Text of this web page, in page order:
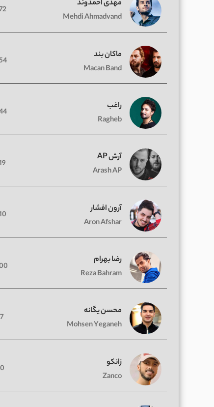
مهدی احمدوند
Mehdi Ahmadvand
172
ماکان بند
Macan Band
154
راغب
Ragheb
144
آرش AP
Arash AP
آرون افشار
Aron Afshar
110
رضا بهرام
Reza Bahram
100
محسن یگانه
Mohsen Yeganeh
زانکو
Zanco